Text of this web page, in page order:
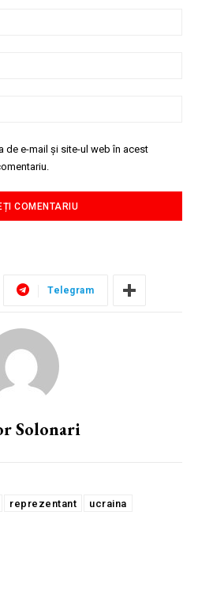
de e-mail și site-ul web în acest
Telegram
Solonari
reprezentant ucraina